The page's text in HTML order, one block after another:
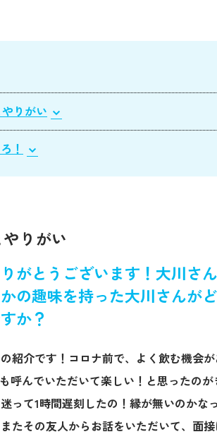
りがい
！
りがい
がとうございます！大川さ
の趣味を持った大川さんが
か？
紹介です！コロナ前で、よく飲む機会
呼んでいただいて楽しい！と思ったの
って1時間遅刻したの！縁が無いのかな
たその友人からお話をいただいて、面